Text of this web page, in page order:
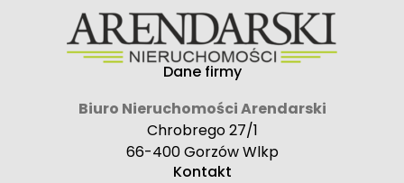
Dane firmy
Biuro Nieruchomości Arendarski
Chrobrego 27/1
66-400 Gorzów Wlkp
Kontakt